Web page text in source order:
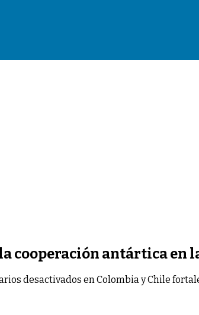
cooperación antártica en
desactivados en Colombia y Chile